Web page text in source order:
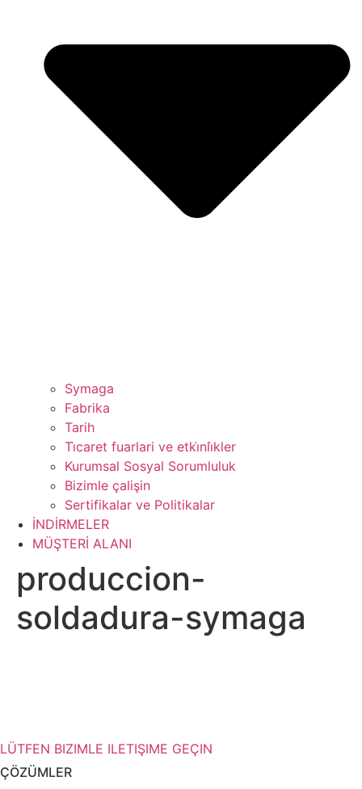
Symaga
Fabrika
Tarih
Ti̇caret fuarlari ve etki̇nli̇kler
Kurumsal Sosyal Sorumluluk
Bizimle çalişin
Sertifikalar ve Politikalar
İNDİRMELER
MÜŞTERİ ALANI
produccion-
soldadura-symaga
LÜTFEN BIZIMLE ILETIŞIME GEÇIN
ÇÖZÜMLER